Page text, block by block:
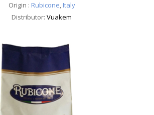
Origin : Rubicone Italy
Distributor: Vuakem